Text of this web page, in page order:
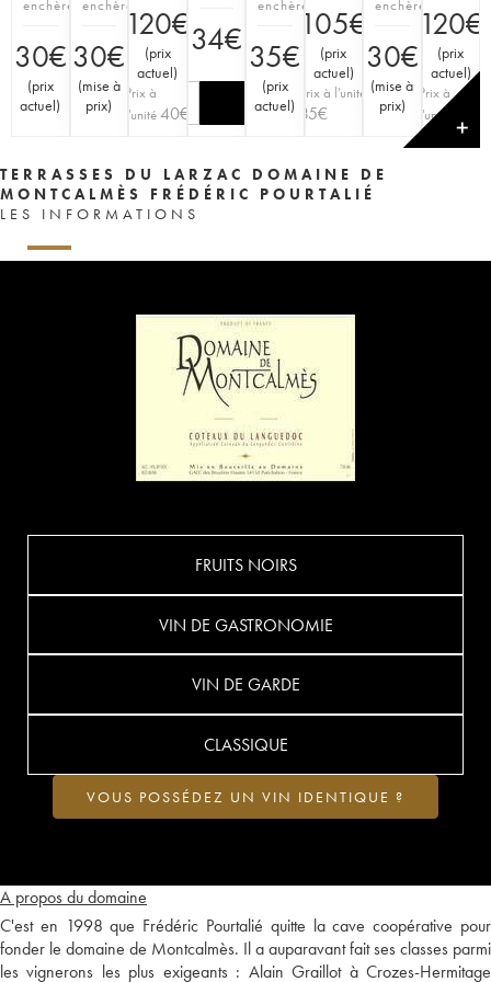
enchère
30€
(prix
actuel)
enchère
30€
(mise à
prix)
120€
(prix
actuel)
Prix à
l'unité40€
34€
enchère
35€
(prix
actuel)
105€
(prix
actuel)
Prix à l'unité
35€
enchère
30€
(mise à
prix)
120€
(prix
actuel)
Prix à
l'unité
✕
TERRASSES DU LARZAC DOMAINE DE
MONTCALMÈS FRÉDÉRIC POURTALIÉ
LES INFORMATIONS
A propos du domaine
C'est en 1998 que Frédéric Pourtalié quitte la cave coopérative pour
fonder le domaine de Montcalmès. Il a auparavant fait ses classes parmi
les vignerons les plus exigeants : Alain Graillot à Crozes-Hermitage
FRUITS NOIRS
VIN DE GASTRONOMIE
VIN DE GARDE
CLASSIQUE
VOUS POSSÉDEZ UN VIN IDENTIQUE ?